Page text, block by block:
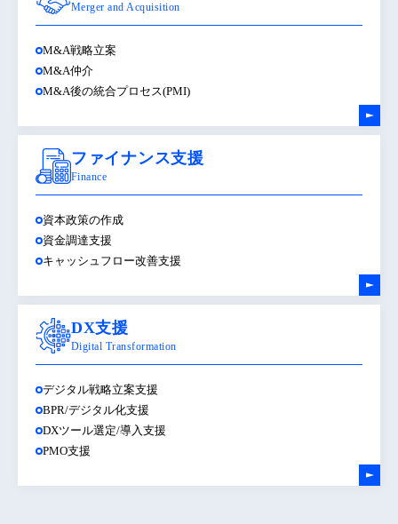
Merger and Acquisition
M&A戦略立案
M&A仲介
M&A後の統合プロセス(PMI)
ファイナンス支援
Finance
資本政策の作成
資金調達支援
キャッシュフロー改善支援
DX支援
Digital Transformation
デジタル戦略立案支援
BPR/デジタル化支援
DXツール選定/導入支援
PMO支援